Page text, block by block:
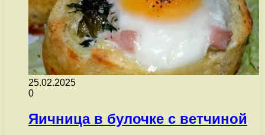
25.02.2025
0
Яичница в булочке с ветчиной